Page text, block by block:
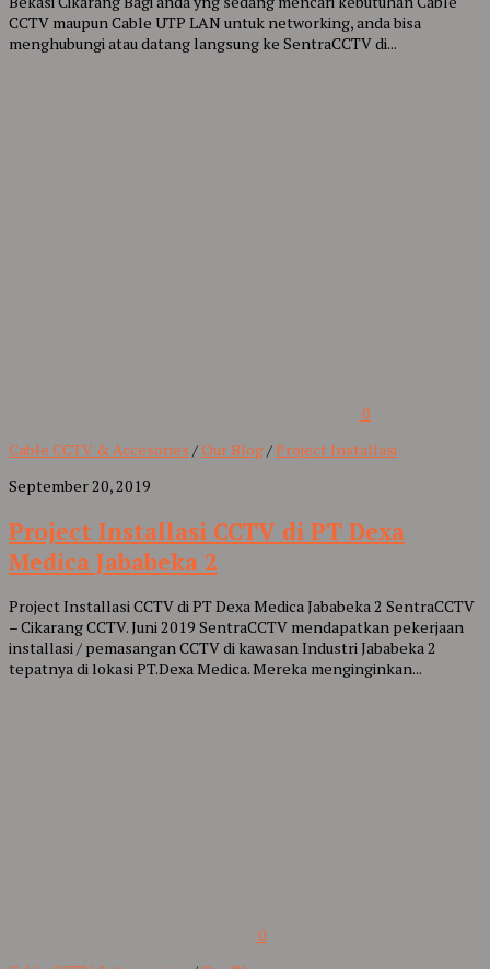
CCTV maupun Cable UTP LAN untuk networking, anda bisa
menghubungi atau datang langsung ke SentraCCTV di...
0
Cable CCTV & Accesories / Our Blog/ Project Installasi
September 20, 2019
Project Installasi CCTV di PT Dexa
Medica Jababeka 2
Project Installasi CCTV di PT Dexa Medica Jababeka 2 SentraCCTV
– Cikarang CCTV. Juni 2019 SentraCCTV mendapatkan pekerjaan
installasi / pemasangan CCTV di kawasan Industri Jababeka 2
tepatnya di lokasi PT.Dexa Medica. Mereka menginginkan...
0